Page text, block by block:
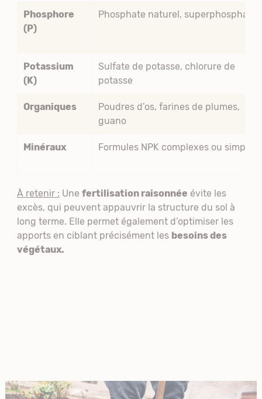
Phosphore
(P)
Phosphate naturel, superphosphate
Potassium
(K)
Sulfate de potasse, chlorure de
potasse
Organiques
Poudres d’os, farines de plumes,
guano
Minéraux Formules NPK complexes ou simples
À retenir : Une fertilisation raisonnée évite les
excès, qui peuvent appauvrir la structure du sol à
long terme. Elle permet également d’optimiser les
apports en ciblant précisément les besoins des
végétaux.